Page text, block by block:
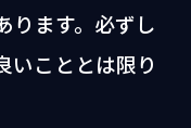
ります。必ずし
いこととは限り